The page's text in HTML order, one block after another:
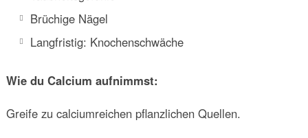
Brüchige Nägel
Langfristig: Knochenschwäche
Wie du Calcium aufnimmst:
Greife zu calciumreichen pflanzlichen Quellen.